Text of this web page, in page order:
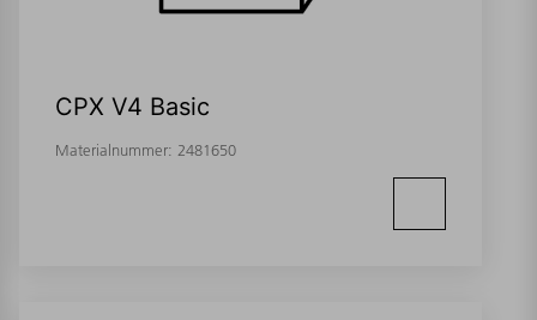
CPX V4 Basic
Materialnummer: 2481650